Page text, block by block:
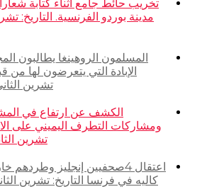
تخريب حائط جامع أثناء كتابة
المسلمون الروهينغا يطالبون
الإبادة التي يتعرضون لها من
تشرين الثاني 2016 – الدولة:
الكشف عن ارتفاع في
ومشاركات التطرف اليميني على
تشرين الثاني 2016 – الدولة:
اعتقال 4صحفيين إنجليز
كاليه في فرنسا التاريخ: تشرين الثاني 2016 – الدولة: